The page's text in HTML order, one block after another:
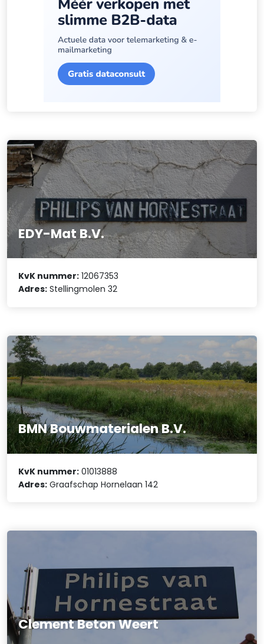
EDY-Mat B.V.
KvK nummer: 12067353
Adres: Stellingmolen 32
BMN Bouwmaterialen B.V.
KvK nummer: 01013888
Adres: Graafschap Hornelaan 142
Clement Beton Weert